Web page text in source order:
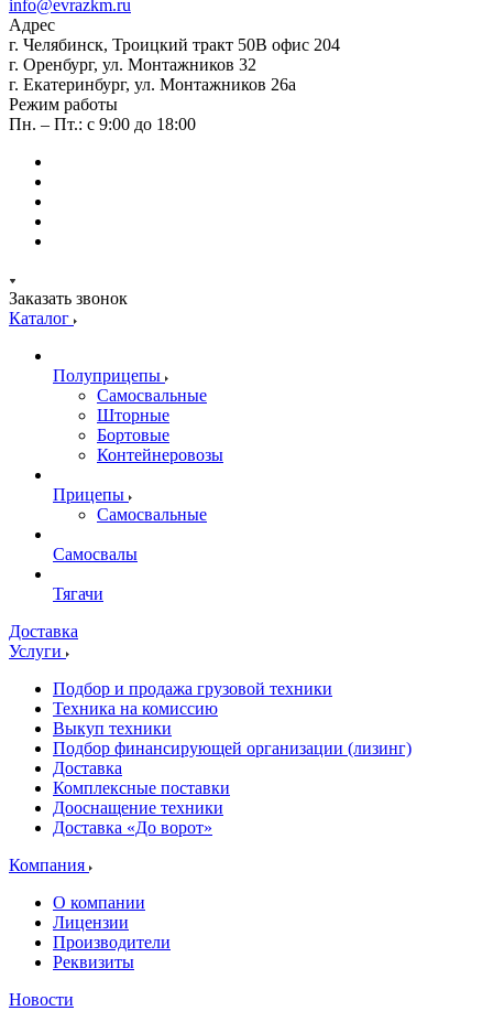
info@evrazkm.ru
Адрес
г. Челябинск, Троицкий тракт 50В офис 204
г. Оренбург, ул. Монтажников 32
г. Екатеринбург, ул. Монтажников 26а
Режим работы
Пн. – Пт.: с 9:00 до 18:00
Заказать звонок
Каталог
Полуприцепы
Самосвальные
Шторные
Бортовые
Контейнеровозы
Прицепы
Самосвальные
Самосвалы
Тягачи
Доставка
Услуги
Подбор и продажа грузовой техники
Техника на комиссию
Выкуп техники
Подбор финансирующей организации (лизинг)
Доставка
Комплексные поставки
Дооснащение техники
Доставка «До ворот»
Компания
О компании
Лицензии
Производители
Реквизиты
Новости